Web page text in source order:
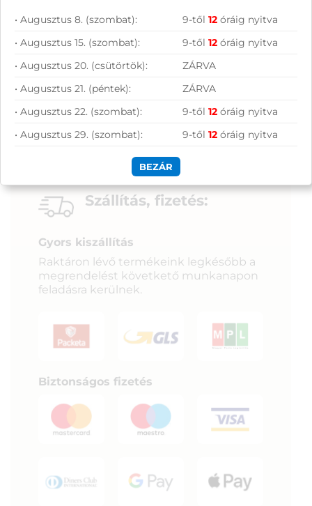
Szolgáltatásaink vállalkozásoknak
Szállítás, fizetés:
Gyors kiszállítás
Raktáron lévő termékeink legkésőbb a
megrendelést követkető munkanapon
feladásra kerülnek.
Biztonságos fizetés
• Augusztus 8. (szombat): 9-től12 óráig nyitva
• Augusztus 15. (szombat):
9-től12 óráig nyitva
• Augusztus 20. (csütörtök):
ZÁRVA
• Augusztus 21. (péntek):
ZÁRVA
• Augusztus 22. (szombat):
9-től12 óráig nyitva
• Augusztus 29. (szombat):
9-től12 óráig nyitva
BEZÁR